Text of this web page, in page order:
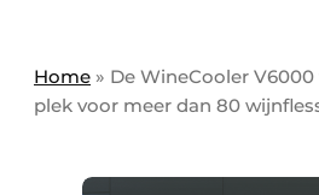
Direct contact
Evenement aanmelden
in de keuken-, woon-, en
Home » De WineCooler
plek voor meer dan 80